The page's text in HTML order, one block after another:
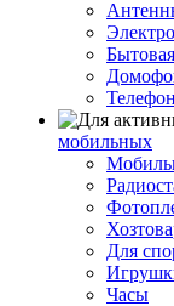
мобильных
Для
Часы